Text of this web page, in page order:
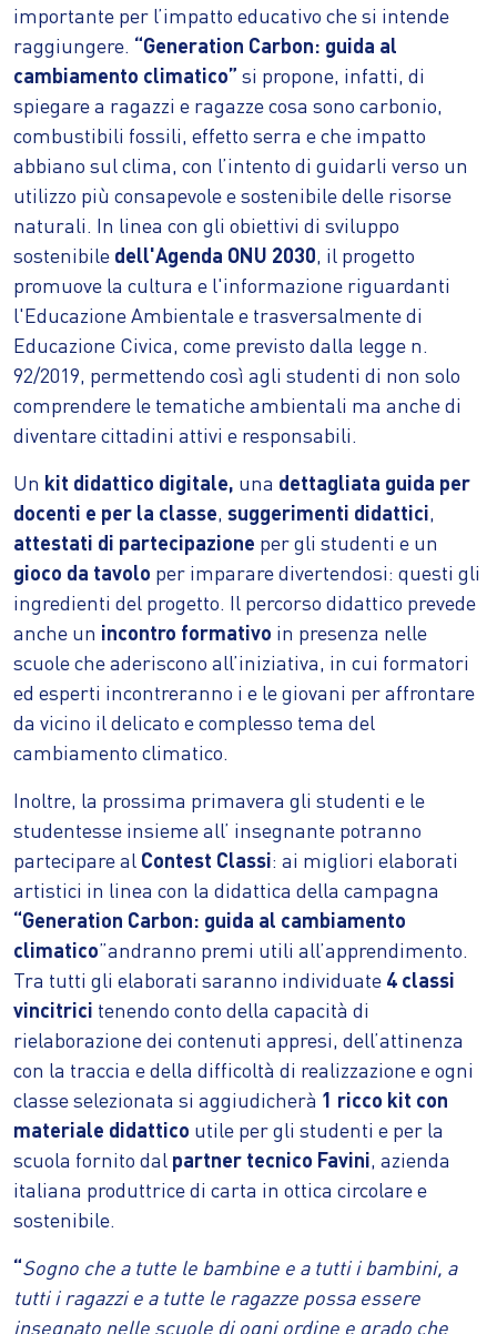
importante per l’impatto educativo che si intende
raggiungere. “Generation Carbon: guida al
cambiamento climatico” si propone, infatti, di
spiegare a ragazzi e ragazze cosa sono carbonio,
combustibili fossili, effetto serra e che impatto
abbiano sul clima, con l’intento di guidarli verso un
utilizzo più consapevole e sostenibile delle risorse
naturali. In linea con gli obiettivi di sviluppo
sostenibile dell'Agenda ONU 2030, il progetto
promuove la cultura e l'informazione riguardanti
l'Educazione Ambientale e trasversalmente di
Educazione Civica, come previsto dalla legge n.
92/2019, permettendo così agli studenti di non solo
comprendere le tematiche ambientali ma anche di
diventare cittadini attivi e responsabili.
Un kit didattico digitale, una dettagliata guida per
docenti e per la classe, suggerimenti didattici,
attestati di partecipazione per gli studenti e un
gioco da tavolo per imparare divertendosi: questi gli
ingredienti del progetto. Il percorso didattico prevede
anche un incontro formativo in presenza nelle
scuole che aderiscono all’iniziativa, in cui formatori
ed esperti incontreranno i e le giovani per affrontare
da vicino il delicato e complesso tema del
cambiamento climatico.
Inoltre, la prossima primavera gli studenti e le
studentesse insieme all’ insegnante potranno
partecipare al Contest Classi: ai migliori elaborati
artistici in linea con la didattica della campagna
“Generation Carbon: guida al cambiamento
climatico”andranno premi utili all’apprendimento.
Tra tutti gli elaborati saranno individuate 4 classi
vincitrici tenendo conto della capacità di
rielaborazione dei contenuti appresi, dell’attinenza
con la traccia e della difficoltà di realizzazione e ogni
classe selezionata si aggiudicherà 1 ricco kit con
materiale didattico utile per gli studenti e per la
scuola fornito dal partner tecnico Favini, azienda
italiana produttrice di carta in ottica circolare e
sostenibile.
“Sogno che a tutte le bambine e a tutti i bambini, a
tutti i ragazzi e a tutte le ragazze possa essere
insegnato nelle scuole di ogni ordine e grado che